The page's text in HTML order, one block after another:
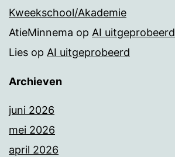
Kweekschool/Akademie
AtieMinnema op AI uitgeprobeerd
Lies op AI uitgeprobeerd
Archieven
juni 2026
mei 2026
april 2026